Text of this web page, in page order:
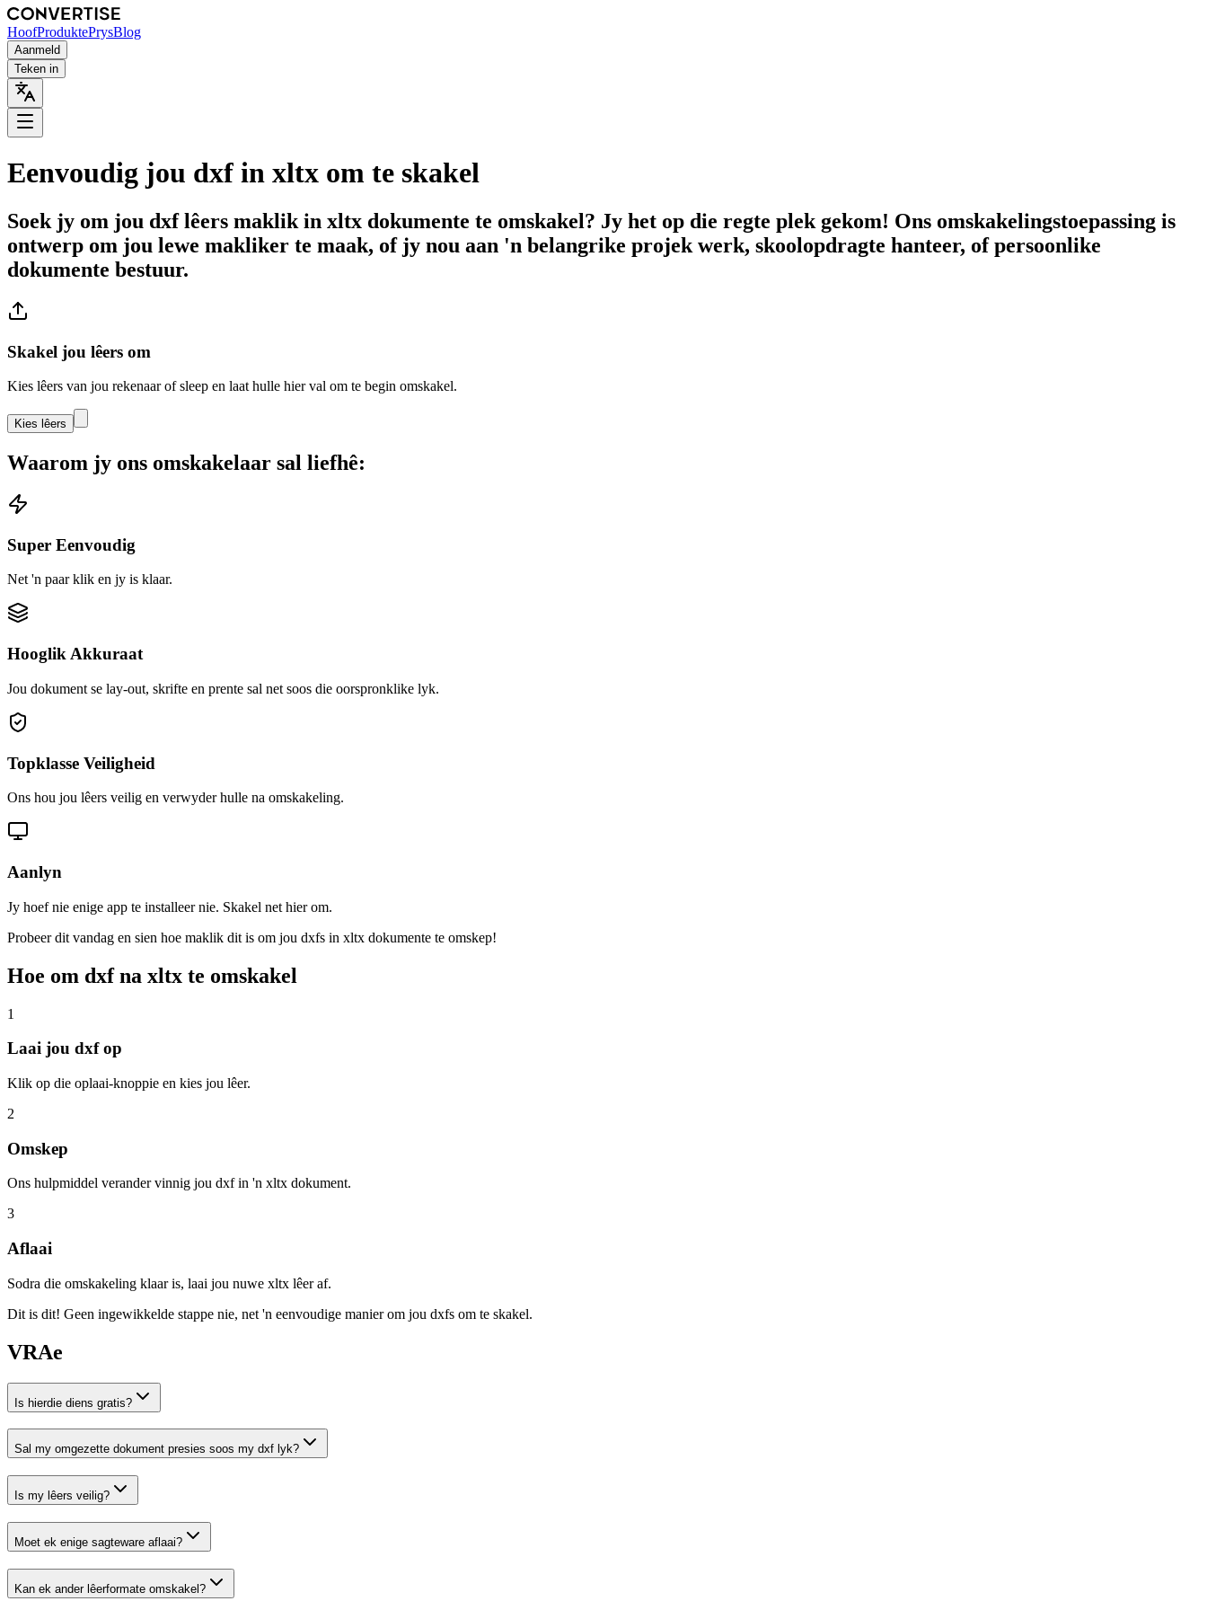
HoofProduktePrysBlog
Aanmeld
Teken in
Eenvoudig jou dxf in xltx om te skakel
Soek jy om jou dxf lêers maklik in xltx dokumente te omskakel? Jy het op die regte plek gekom! Ons omskakelingstoepassing is
ontwerp om jou lewe makliker te maak, of jy nou aan 'n belangrike projek werk, skoolopdragte hanteer, of persoonlike
dokumente bestuur.
Skakel jou lêers om
Kies lêers van jou rekenaar of sleep en laat hulle hier val om te begin omskakel.
Kies lêers
Waarom jy ons omskakelaar sal liefhê:
Super Eenvoudig
Net 'n paar klik en jy is klaar.
Hooglik Akkuraat
Jou dokument se lay-out, skrifte en prente sal net soos die oorspronklike lyk.
Topklasse Veiligheid
Ons hou jou lêers veilig en verwyder hulle na omskakeling.
Aanlyn
Jy hoef nie enige app te installeer nie. Skakel net hier om.
Probeer dit vandag en sien hoe maklik dit is om jou dxfs in xltx dokumente te omskep!
Hoe om dxf na xltx te omskakel
1
Laai jou dxf op
Klik op die oplaai-knoppie en kies jou lêer.
2
Omskep
Ons hulpmiddel verander vinnig jou dxf in 'n xltx dokument.
3
Aflaai
Sodra die omskakeling klaar is, laai jou nuwe xltx lêer af.
Dit is dit! Geen ingewikkelde stappe nie, net 'n eenvoudige manier om jou dxfs om te skakel.
VRAe
Is hierdie diens gratis?
Sal my omgezette dokument presies soos my dxf lyk?
Is my lêers veilig?
Moet ek enige sagteware aflaai?
Kan ek ander lêerformate omskakel?